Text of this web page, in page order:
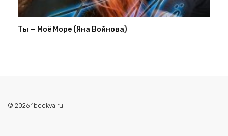
Ты — Моё Море (Яна Войнова)
© 2026 1bookva.ru